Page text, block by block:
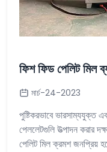
ফিশ ফিড পেলিট মিল
মার্চ-24-2023
পুষ্টিকরভাবে ভারসাম্যযুক্ত
পেললেটগুলি উত্পাদন করার
পেলিট মিল ক্রমশ জনপ্রিয়